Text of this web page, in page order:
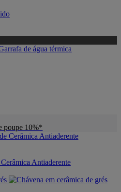
poupe 10%*
Antiaderente